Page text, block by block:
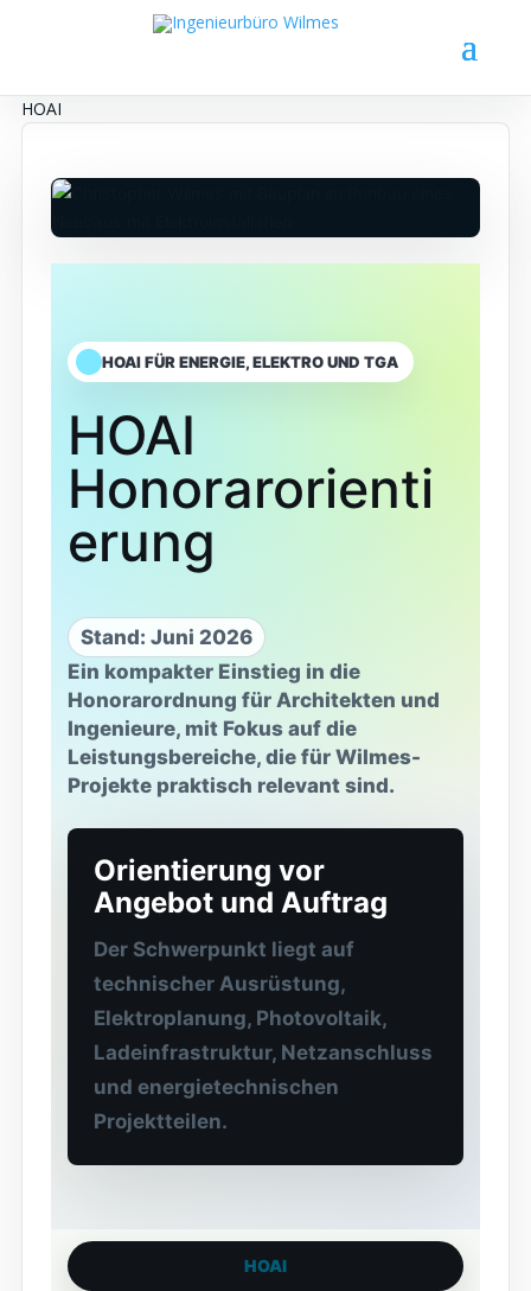
HOAI
HOAI FÜR ENERGIE, ELEKTRO UND TGA
HOAI
Honorarorienti
erung
Stand: Juni 2026
Ein kompakter Einstieg in die
Honorarordnung für Architekten und
Ingenieure, mit Fokus auf die
Leistungsbereiche, die für Wilmes-
Projekte praktisch relevant sind.
Orientierung vor
Angebot und Auftrag
Der Schwerpunkt liegt auf
technischer Ausrüstung,
Elektroplanung, Photovoltaik,
Ladeinfrastruktur, Netzanschluss
und energietechnischen
Projektteilen.
HOAI